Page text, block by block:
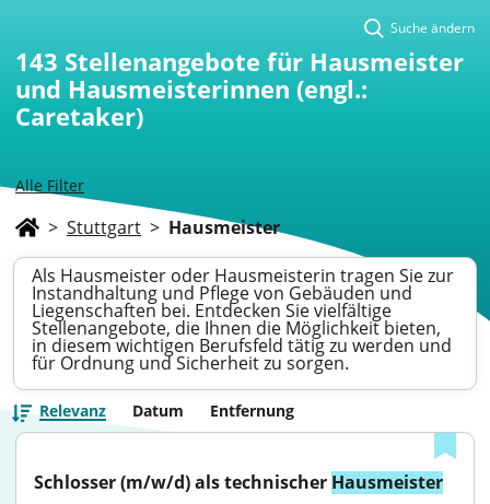
Alle Filter
Suche ändern
143 Stellenangebote für Hausmeister
und Hausmeisterinnen (engl.:
Caretaker)
> Stuttgart > Hausmeister
Als Hausmeister oder Hausmeisterin tragen Sie zur
Instandhaltung und Pflege von Gebäuden und
Liegenschaften bei. Entdecken Sie vielfältige
Stellenangebote, die Ihnen die Möglichkeit bieten,
in diesem wichtigen Berufsfeld tätig zu werden und
für Ordnung und Sicherheit zu sorgen.
Relevanz Datum Entfernung
Schlosser (m/w/d) als technischer Hausmeister